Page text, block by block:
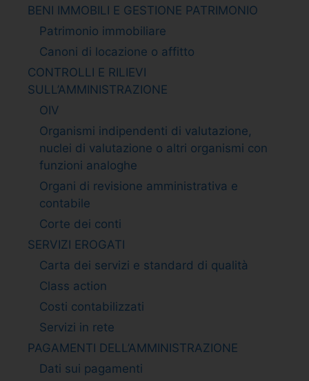
BENI IMMOBILI E GESTIONE PATRIMONIO
Patrimonio immobiliare
Canoni di locazione o affitto
CONTROLLI E RILIEVI
SULL’AMMINISTRAZIONE
OIV
Organismi indipendenti di valutazione,
nuclei di valutazione o altri organismi con
funzioni analoghe
Organi di revisione amministrativa e
contabile
Corte dei conti
SERVIZI EROGATI
Carta dei servizi e standard di qualità
Class action
Costi contabilizzati
Servizi in rete
PAGAMENTI DELL’AMMINISTRAZIONE
Dati sui pagamenti